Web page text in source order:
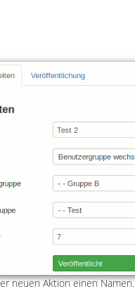
neuen Aktion einen Namen.